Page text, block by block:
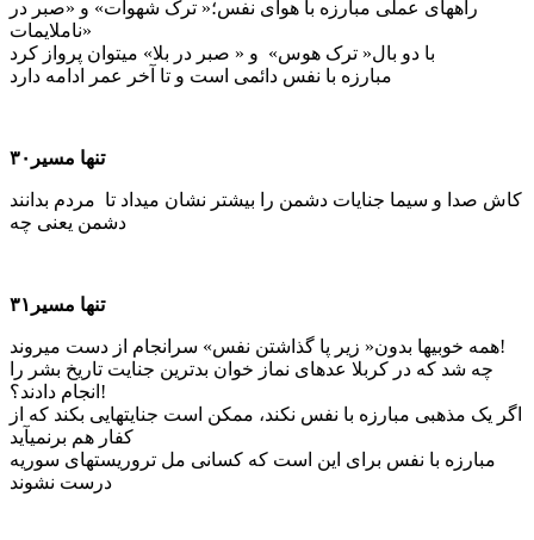
راه­های عملی مبارزه با هوای نفس؛« ترک شهوات» و «صبر در
ناملایمات»
با دو بال« ترک هوس» و « صبر در بلا» می­توان پرواز کرد
مبارزه با نفس دائمی است و تا آخر عمر ادامه دارد
تنها مسیر۳۰
کاش صدا و سیما جنایات دشمن را بیشتر نشان می­داد تا مردم بدانند
دشمن یعنی چه
تنها مسیر۳۱
همه خوبی­ها بدون« زیر پا گذاشتن نفس» سرانجام از دست می­روند!
چه شد که در کربلا عده­ای نماز خوان بدترین جنایت تاریخ بشر را
انجام دادند؟!
اگر یک مذهبی مبارزه با نفس نکند، ممکن است جنایت­هایی بکند که از
کفار هم برنمی­آید
مبارزه با نفس برای این است که کسانی مل تروریست­های سوریه
درست نشوند